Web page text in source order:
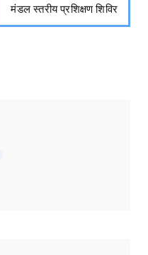
मंडल स्तरीय प्रशिक्षण शिविर